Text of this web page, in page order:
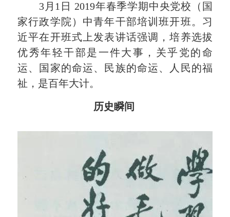
3月1日 2019年春季学期中央党校（国
家行政学院）中青年干部培训班开班。习
近平在开班式上发表讲话强调，培养选拔
优秀年轻干部是一件大事，关乎党的命
运、国家的命运、民族的命运、人民的福
祉，是百年大计。
历史瞬间